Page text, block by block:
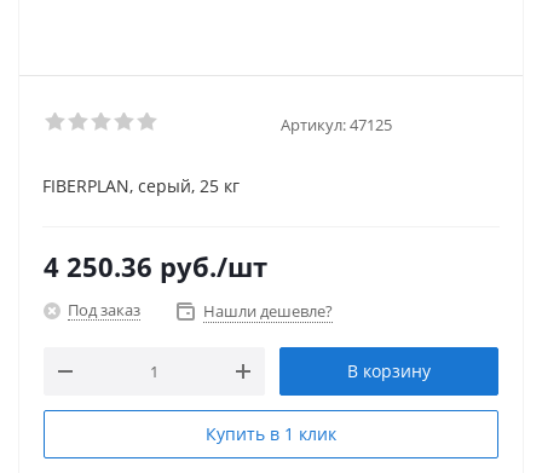
Артикул:47125
FIBERPLAN, серый, 25 кг
4 250.36 руб./шт
Под заказ Нашли дешевле?
В корзину
Купить в 1 клик